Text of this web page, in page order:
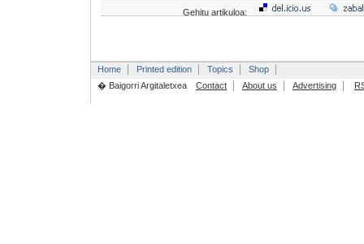
Gehitu artikuloa:
Home Printed edition Topics
Shop
� Baigorri Argitaletxea
Contact About us Advertising